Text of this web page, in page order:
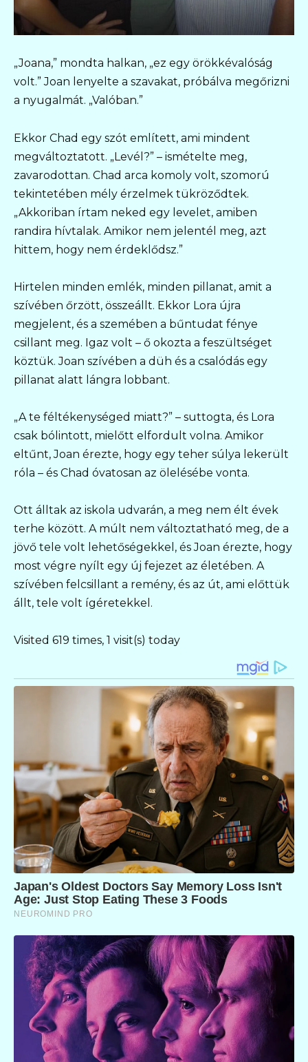
„Joana,” mondta halkan, „ez egy örökkévalóság
volt.” Joan lenyelte a szavakat, próbálva megőrizni
a nyugalmát. „Valóban.”
Ekkor Chad egy szót említett, ami mindent
megváltoztatott. „Levél?” – ismételte meg,
zavarodottan. Chad arca komoly volt, szomorú
tekintetében mély érzelmek tükröződtek.
„Akkoriban írtam neked egy levelet, amiben
randira hívtalak. Amikor nem jelentél meg, azt
hittem, hogy nem érdeklődsz.”
Hirtelen minden emlék, minden pillanat, amit a
szívében őrzött, összeállt. Ekkor Lora újra
megjelent, és a szemében a bűntudat fénye
csillant meg. Igaz volt – ő okozta a feszültséget
köztük. Joan szívében a düh és a csalódás egy
pillanat alatt lángra lobbant.
„A te féltékenységed miatt?” – suttogta, és Lora
csak bólintott, mielőtt elfordult volna. Amikor
eltűnt, Joan érezte, hogy egy teher súlya lekerült
róla – és Chad óvatosan az ölelésébe vonta.
Ott álltak az iskola udvarán, a meg nem élt évek
terhe között. A múlt nem változtatható meg, de a
jövő tele volt lehetőségekkel, és Joan érezte, hogy
most végre nyílt egy új fejezet az életében. A
szívében felcsillant a remény, és az út, ami előttük
állt, tele volt ígéretekkel.
Visited 619 times, 1 visit(s) today